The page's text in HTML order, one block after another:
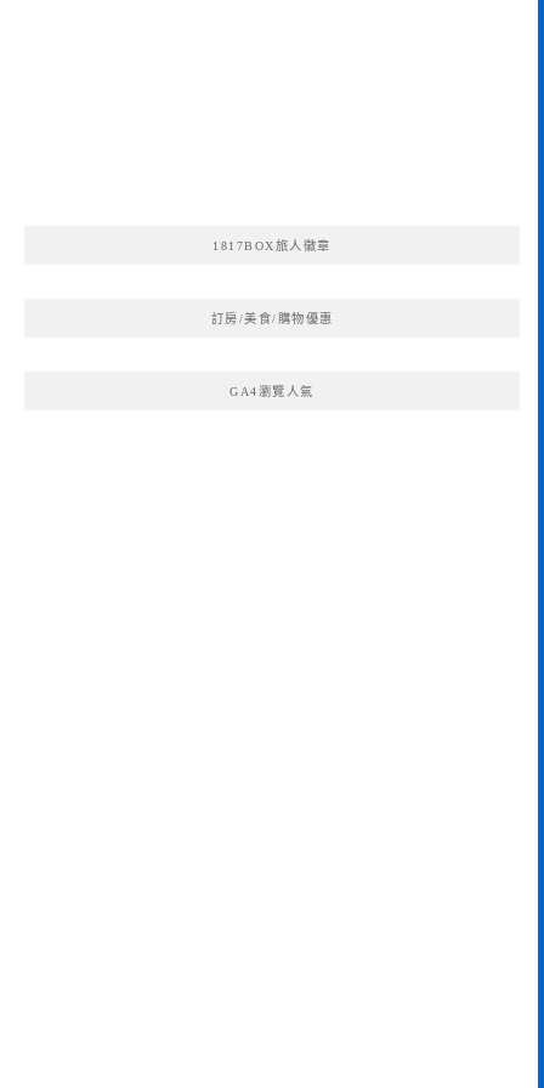
1817BOX旅人徽章
訂房/美食/購物優惠
GA4瀏覽人氣